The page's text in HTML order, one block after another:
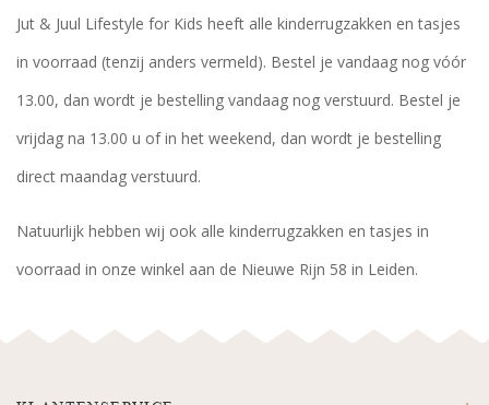
Jut & Juul Lifestyle for Kids heeft alle kinderrugzakken en tasjes
in voorraad (tenzij anders vermeld). Bestel je vandaag nog vóór
13.00, dan wordt je bestelling vandaag nog verstuurd. Bestel je
vrijdag na 13.00 u of in het weekend, dan wordt je bestelling
direct maandag verstuurd.
Natuurlijk hebben wij ook alle kinderrugzakken en tasjes in
voorraad in onze winkel aan de Nieuwe Rijn 58 in Leiden.